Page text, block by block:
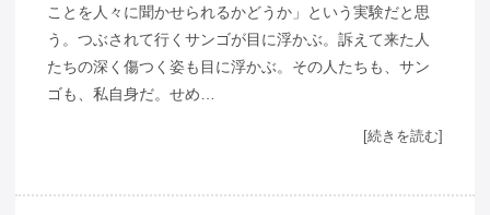
ことを人々に聞かせられるかどうか」という実験だと思
う。つぶされて行くサンゴが目に浮かぶ。訴えて来た人
たちの深く傷つく姿も目に浮かぶ。その人たちも、サン
ゴも、私自身だ。せめ…
[続きを読む]